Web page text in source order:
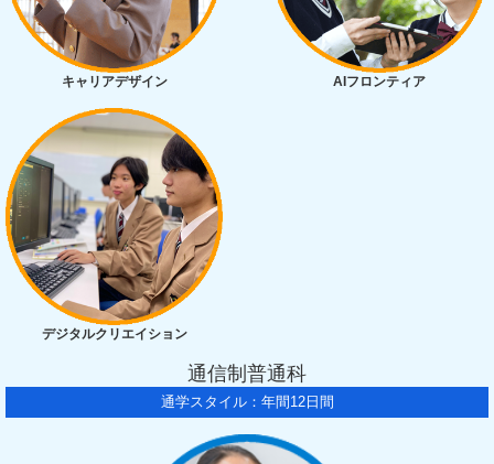
キャリアデザイン AIフロンティア
デジタルクリエイション
通信制普通科
通学スタイル：年間12日間